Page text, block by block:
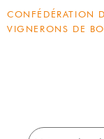
Panneau de gestion
CONFÉDÉRATION
VIGNERONS DE